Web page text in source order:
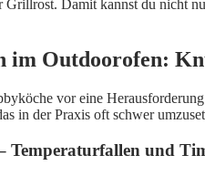
Damit kannst du nicht
im Outdoorofen:
vor eine
in der Praxis oft schwer
Temperaturfallen und